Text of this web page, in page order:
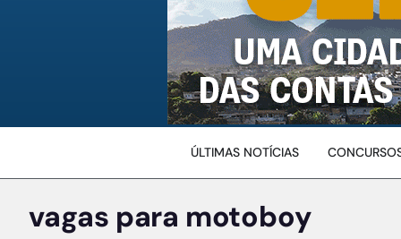
ÚLTIMAS NOTÍCIAS
vagas para motoboy